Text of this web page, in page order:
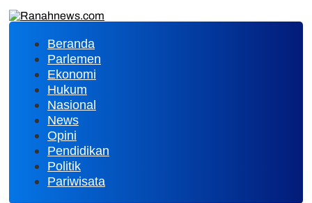
Beranda
Parlemen
Ekonomi
Hukum
Nasional
News
Opini
Pendidikan
Politik
Pariwisata